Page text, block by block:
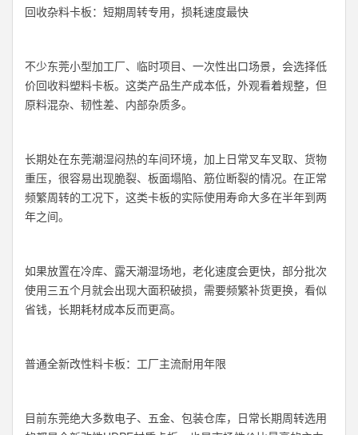
回收杂料卡板：短期周转专用，损耗速度最快
不少东莞小型加工厂、临时项目、一次性出口场景，会选择低
价回收料塑料卡板。这类产品生产成本低，外观看着规整，但
原料混杂、韧性差、内部杂质多。
长期处在东莞潮湿闷热的车间环境，加上日常叉车叉取、货物
重压，很容易出现脆裂、板面塌陷、筋位断裂的情况。在正常
频繁周转的工况下，这类卡板的实际使用寿命大多在半年到两
年之间。
如果放置在冷库、露天潮湿场地，老化速度会更快，部分批次
使用三五个月就会出现大面积破损，需要频繁补货更换，看似
省钱，长期耗材成本反而更高。
普通全新改性料卡板：工厂主流耐用年限
目前东莞绝大多数电子、五金、包装仓库，日常长期周转选用